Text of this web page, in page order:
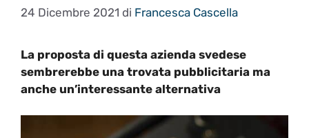
24 Dicembre 2021 di Francesca Cascella
La proposta di questa azienda svedese
sembrerebbe una trovata pubblicitaria ma
anche un’interessante alternativa